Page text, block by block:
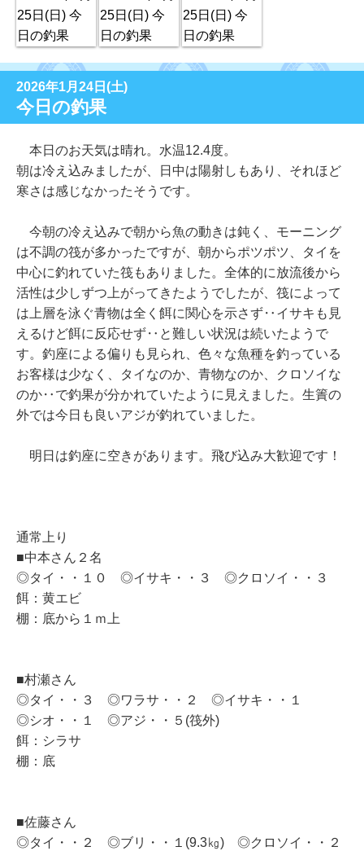
2026年1月24日(土)
今日の釣果
本日のお天気は晴れ。水温12.4度。
朝は冷え込みましたが、日中は陽射しもあり、それほど
寒さは感じなかったそうです。
今朝の冷え込みで朝から魚の動きは鈍く、モーニング
は不調の筏が多かったですが、朝からポツポツ、タイを
中心に釣れていた筏もありました。全体的に放流後から
活性は少しずつ上がってきたようでしたが、筏によって
は上層を泳ぐ青物は全く餌に関心を示さず‥イサキも見
えるけど餌に反応せず‥と難しい状況は続いたようで
す。釣座による偏りも見られ、色々な魚種を釣っている
お客様は少なく、タイなのか、青物なのか、クロソイな
のか‥で釣果が分かれていたように見えました。生簀の
外では今日も良いアジが釣れていました。
明日は釣座に空きがあります。飛び込み大歓迎です！
通常上り
■中本さん２名
◎タイ・・１０ ◎イサキ・・３ ◎クロソイ・・３
餌：黄エビ
棚：底から１ｍ上
■村瀬さん
◎タイ・・３ ◎ワラサ・・２ ◎イサキ・・１
◎シオ・・１ ◎アジ・・５(筏外)
餌：シラサ
棚：底
■佐藤さん
◎タイ・・２ ◎ブリ・・１(9.3㎏) ◎クロソイ・・２